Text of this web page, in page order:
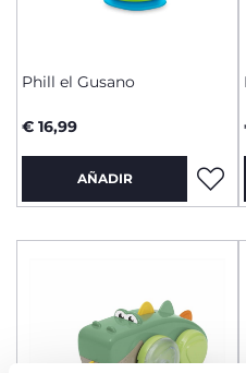
Phill el Gusano
€ 16,99
AÑADIR